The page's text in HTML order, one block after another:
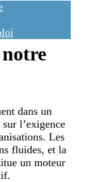
dans un
l’exigence
Les
fluides, et la
un moteur